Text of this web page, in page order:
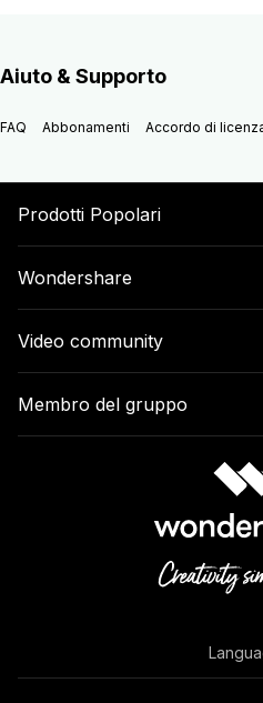
Aiuto & Supporto
FAQ Abbonamenti Accordo di
Prodotti Popolari
Wondershare
Video community
Membro del gruppo